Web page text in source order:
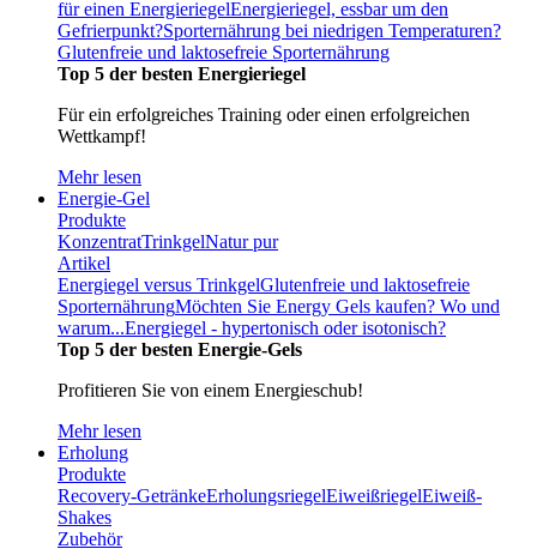
für einen EnergieriegelEnergieriegel, essbar um den
Gefrierpunkt?Sporternährung bei niedrigen Temperaturen?
Glutenfreie und laktosefreie Sporternährung
Top 5 der besten Energieriegel
Für ein erfolgreiches Training oder einen erfolgreichen
Wettkampf!
Mehr lesen
Energie-Gel
Produkte
KonzentratTrinkgelNatur pur
Artikel
Energiegel versus TrinkgelGlutenfreie und laktosefreie
SporternährungMöchten Sie Energy Gels kaufen? Wo und
warum...Energiegel - hypertonisch oder isotonisch?
Top 5 der besten Energie-Gels
Profitieren Sie von einem Energieschub!
Mehr lesen
Erholung
Produkte
Recovery-GetränkeErholungsriegelEiweißriegelEiweiß-
Shakes
Zubehör